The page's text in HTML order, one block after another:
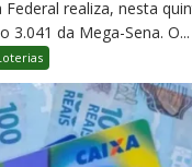
Federal realiza, nesta
3.041 da Mega-Sena. O...